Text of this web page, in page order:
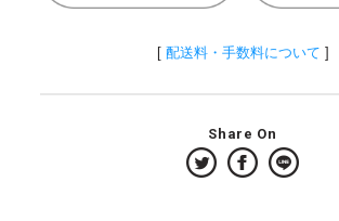
[ 配送料・手数料について ]
Share On